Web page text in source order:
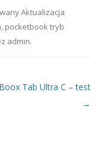
Aktualizacja
, pocketbook tryb
admin.
Tab Ultra C – test
→